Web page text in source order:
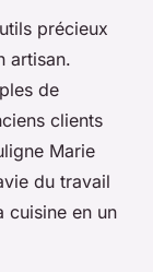
précieux
artisan.
de
clients
Marie
du travail
cuisine en un